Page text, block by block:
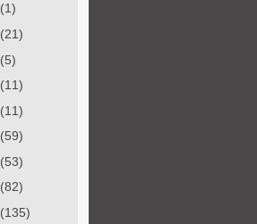
(1)
(21)
(5)
(11)
(11)
(59)
(53)
(82)
(135)